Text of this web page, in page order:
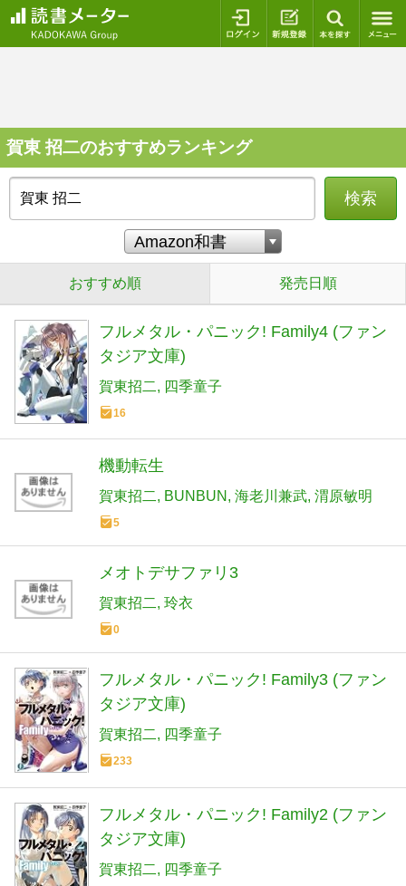
ログイン 新規登録
賀東 招二のおすすめランキング
検索
おすすめ順 発売日順
フルメタル・パニック! Family4 (ファン
タジア文庫)
賀東招二 四季童子
16
機動転生
賀東招二 BUNBUN 海老川兼武 渭原敏明
5
メオトデサファリ3
賀東招二 玲衣
0
フルメタル・パニック! Family3 (ファン
タジア文庫)
賀東招二 四季童子
233
フルメタル・パニック! Family2 (ファン
タジア文庫)
賀東招二 四季童子